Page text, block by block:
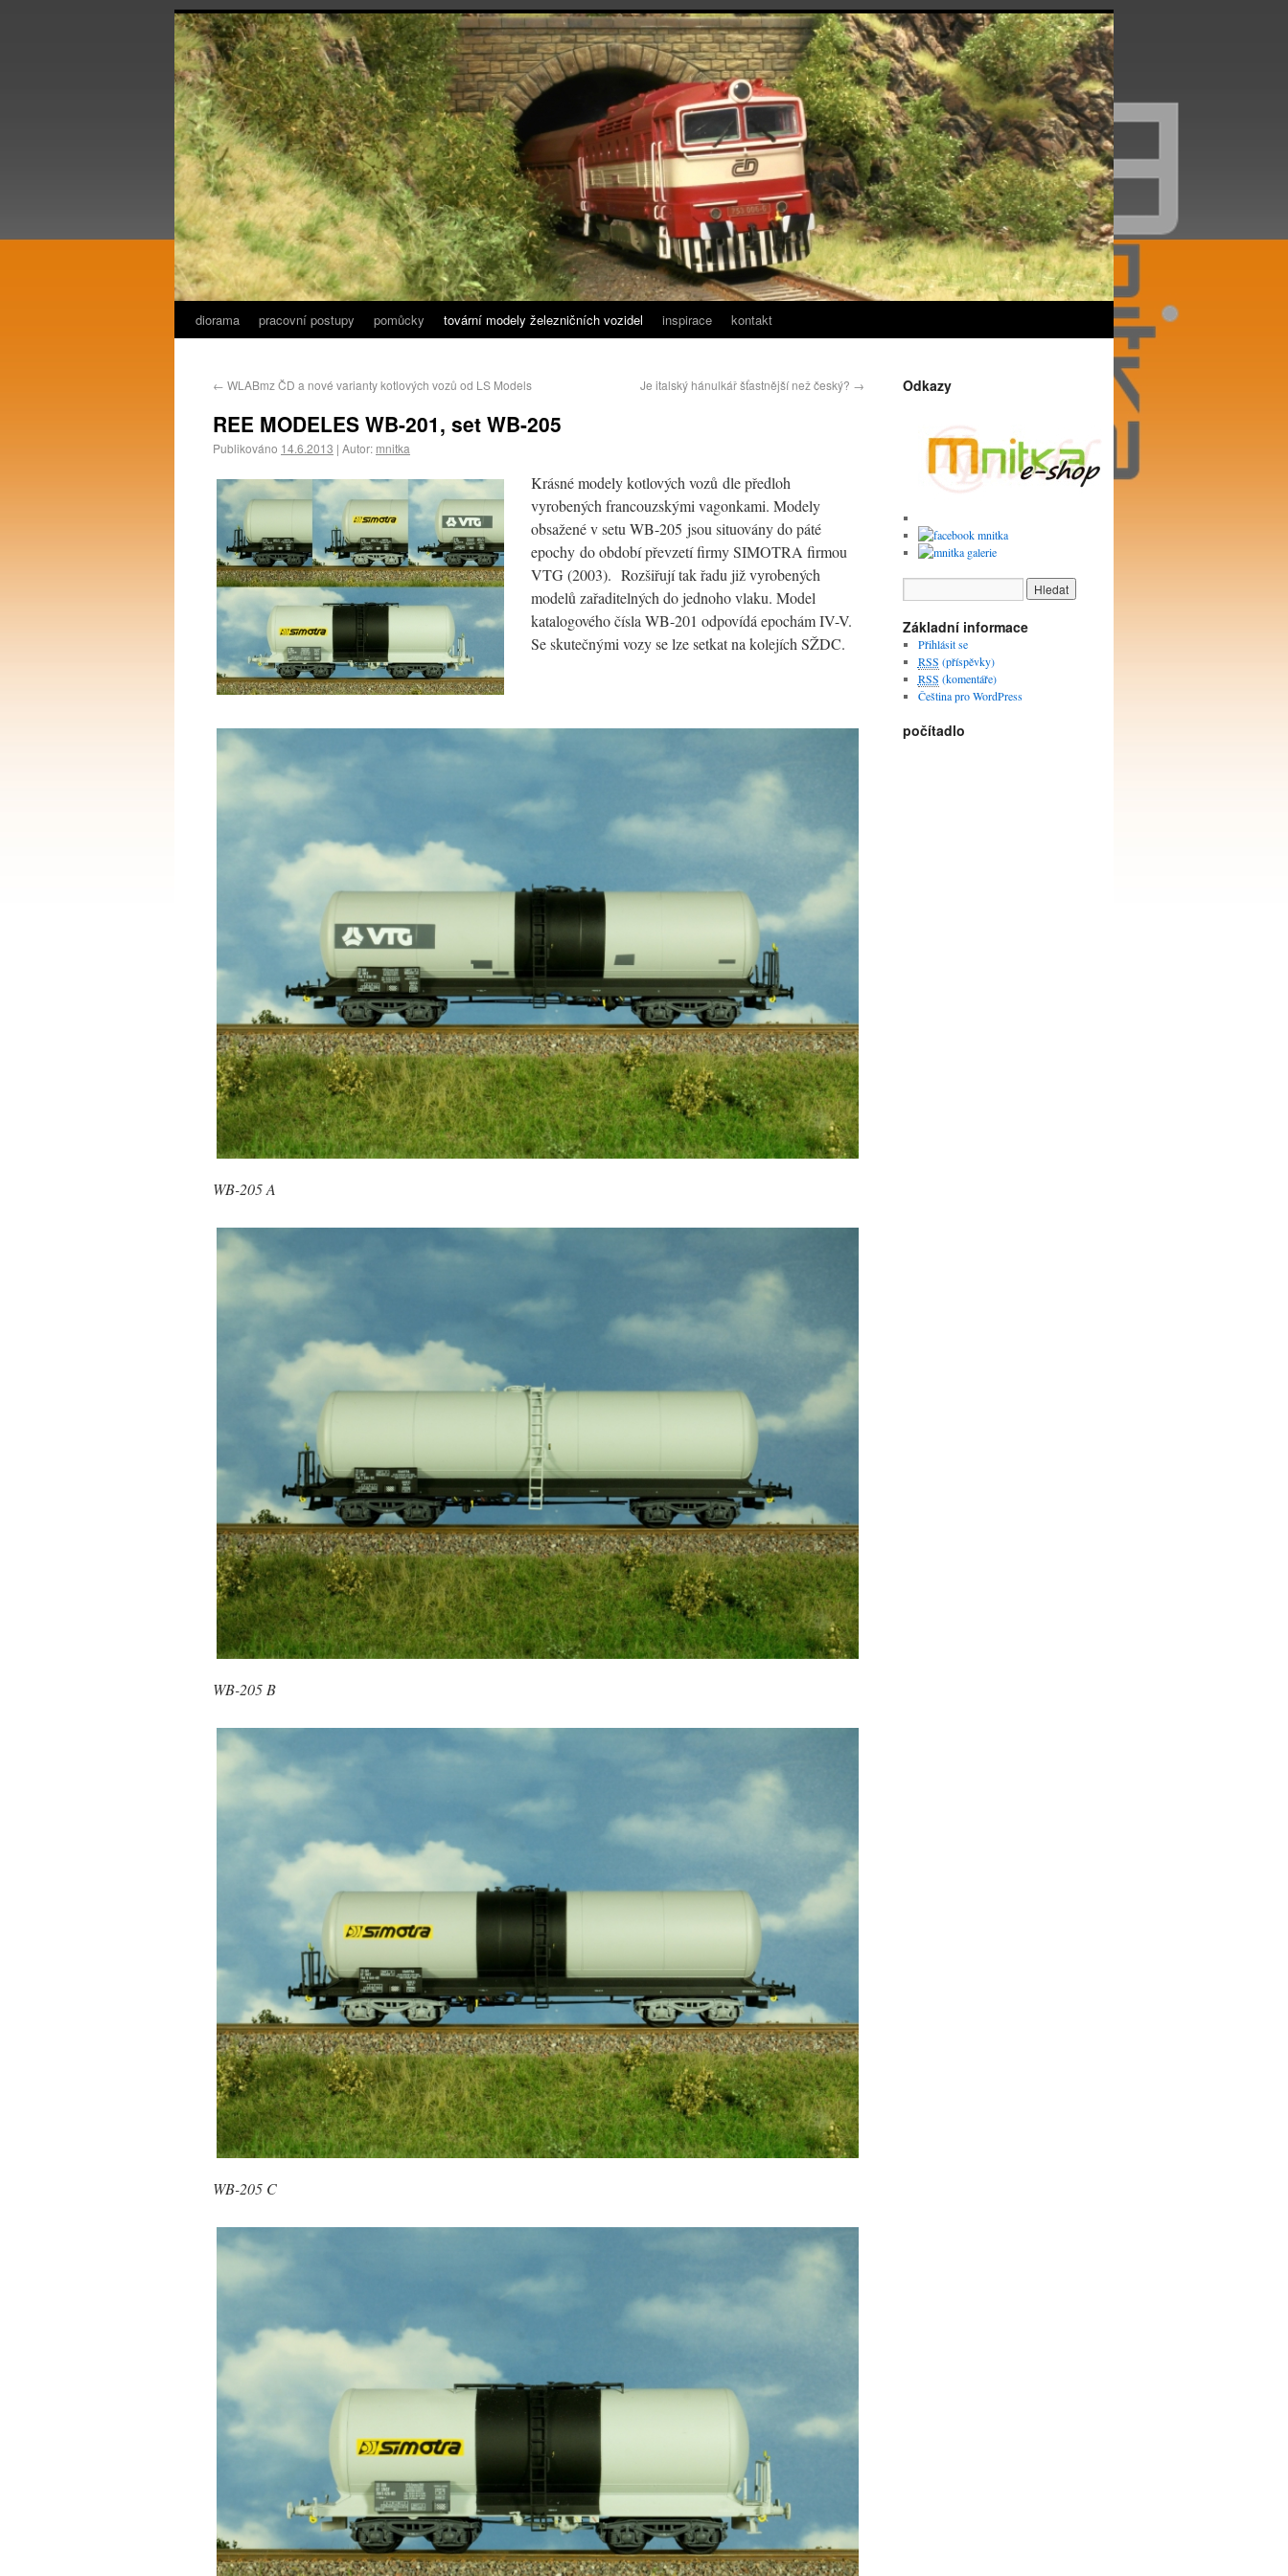
diorama pracovní postupy pomůcky tovární modely železničních vozidel inspirace kontakt
← WLABmz ČD a nové varianty kotlových vozů od LS Models Je italský hánulkář šťastnější než český? →
REE MODELES WB-201, set WB-205
Publikováno 14.6.2013 | Autor: mnitka
Krásné modely kotlových vozů dle předloh
vyrobených francouzskými vagonkami. Modely
obsažené v setu WB-205 jsou situovány do páté
epochy do období převzetí firmy SIMOTRA firmou
VTG (2003). Rozšiřují tak řadu již vyrobených
modelů zařaditelných do jednoho vlaku. Model
katalogového čísla WB-201 odpovídá epochám IV-V.
Se skutečnými vozy se lze setkat na kolejích SŽDC.
WB-205 A
WB-205 B
WB-205 C
Odkazy
Základní informace
Přihlásit se
RSS (příspěvky)
RSS (komentáře)
Čeština pro WordPress
počítadlo